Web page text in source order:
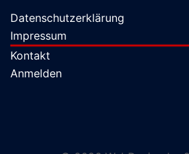
Datenschutzerklärung
Impressum
Kontakt
Anmelden